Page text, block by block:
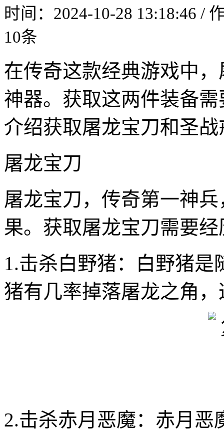
时间：2024-10-28 13:18:46 /
10条
在传奇这款经典游戏中
神器。获取这两件装备
介绍获取屠龙宝刀和圣
屠龙宝刀
屠龙宝刀，传奇第一神
果。获取屠龙宝刀需要
1.击杀白野猪：白野猪
猪有几率掉落屠龙之角
2.击杀赤月恶魔：赤月恶